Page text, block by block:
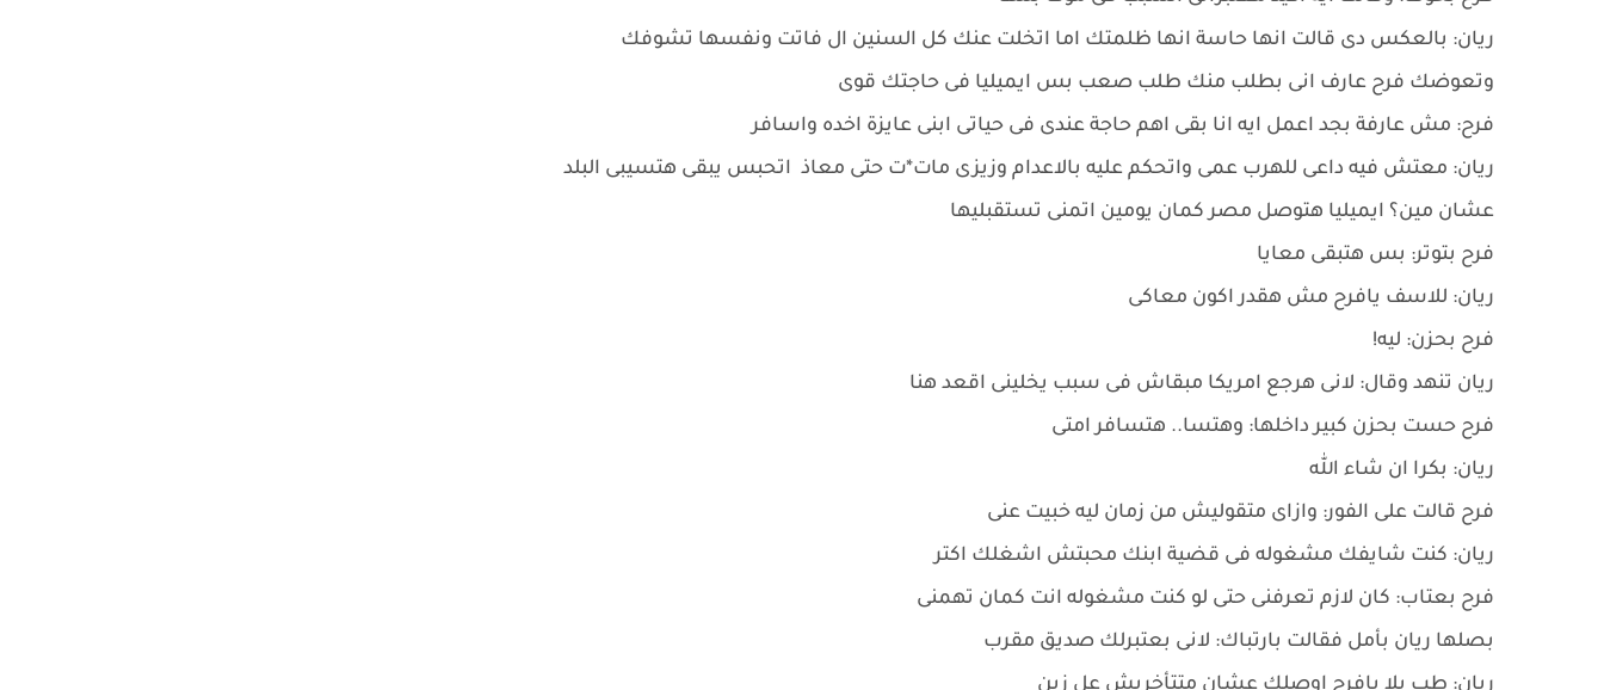
ريان: بالعكس دى قالت انها حاسة انها ظلمتك اما اتخلت عنك كل السنين ال فاتت ونفسها تشوفك
وتعوضك فرح عارف انى بطلب منك طلب صعب بس ايميليا فى حاجتك قوى
فرح: مش عارفة بجد اعمل ايه انا بقى اهم حاجة عندى فى حياتى ابنى عايزة اخده واسافر
ريان: معتش فيه داعى للهرب عمى واتحكم عليه بالاعدام وزيزى مات*ت حتى معاذ اتحبس يبقى هتسيبى البلد
عشان مين؟ ايميليا هتوصل مصر كمان يومين اتمنى تستقبليها
فرح بتوتر: بس هتبقى معايا
ريان: للاسف يافرح مش هقدر اكون معاكى
فرح بحزن: ليه!
ريان تنهد وقال: لانى هرجع امريكا مبقاش فى سبب يخلينى اقعد هنا
فرح حست بحزن كبير داخلها: وهتسا.. هتسافر امتى
ريان: بكرا ان شاء الله
فرح قالت على الفور: وازاى متقوليش من زمان ليه خبيت عنى
ريان: كنت شايفك مشغوله فى قضية ابنك محبتش اشغلك اكتر
فرح بعتاب: كان لازم تعرفنى حتى لو كنت مشغوله انت كمان تهمنى
بصلها ريان بأمل فقالت بارتباك: لانى بعتبرلك صديق مقرب
ريان: طب يلا يافرح اوصلك عشان متتأخريش عل زين